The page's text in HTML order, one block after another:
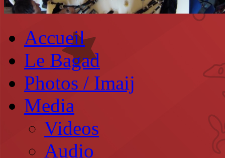
Accueil
Le Bagad
Photos / Imaij
Media
Videos
Audio